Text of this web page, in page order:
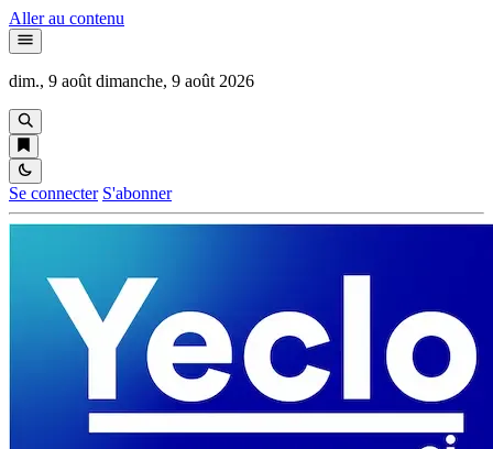
Aller au contenu
dim., 9 août dimanche, 9 août 2026
Se connecter S'abonner